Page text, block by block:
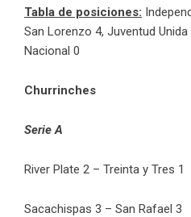
Tabla de posiciones:
San Lorenzo 4, Juventud
Nacional 0
Churrinches
Serie A
River Plate 2 – Treinta y Tres 1
Sacachispas 3 – San Rafael 3